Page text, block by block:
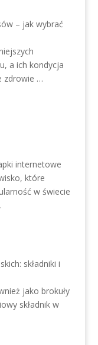
– jak wybrać
a ich kondycja
zdrowie …
internetowe
które
w świecie
składniki i
jako brokuły
składnik w